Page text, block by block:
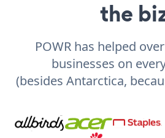
the
POWR has helped
businesses on
(besides Antarctica,